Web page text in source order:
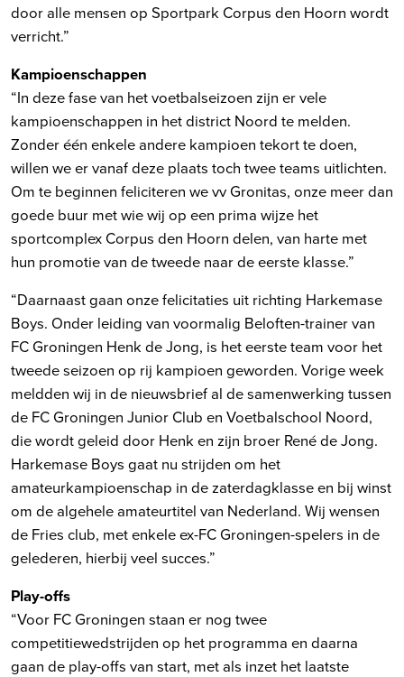
door alle mensen op Sportpark Corpus den Hoorn wordt
verricht.”
Kampioenschappen
“In deze fase van het voetbalseizoen zijn er vele
kampioenschappen in het district Noord te melden.
Zonder één enkele andere kampioen tekort te doen,
willen we er vanaf deze plaats toch twee teams uitlichten.
Om te beginnen feliciteren we vv Gronitas, onze meer dan
goede buur met wie wij op een prima wijze het
sportcomplex Corpus den Hoorn delen, van harte met
hun promotie van de tweede naar de eerste klasse.”
“Daarnaast gaan onze felicitaties uit richting Harkemase
Boys. Onder leiding van voormalig Beloften-trainer van
FC Groningen Henk de Jong, is het eerste team voor het
tweede seizoen op rij kampioen geworden. Vorige week
meldden wij in de nieuwsbrief al de samenwerking tussen
de FC Groningen Junior Club en Voetbalschool Noord,
die wordt geleid door Henk en zijn broer René de Jong.
Harkemase Boys gaat nu strijden om het
amateurkampioenschap in de zaterdagklasse en bij winst
om de algehele amateurtitel van Nederland. Wij wensen
de Fries club, met enkele ex-FC Groningen-spelers in de
gelederen, hierbij veel succes.”
Play-offs
“Voor FC Groningen staan er nog twee
competitiewedstrijden op het programma en daarna
gaan de play-offs van start, met als inzet het laatste